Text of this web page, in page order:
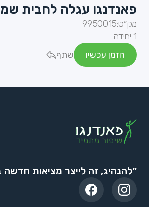
פאנדנגו עגלה לחבית
מק״ט:9950015
1 יחידה
הזמן עכשיו
שתף
״להנהיג, זה לייצר מציאות